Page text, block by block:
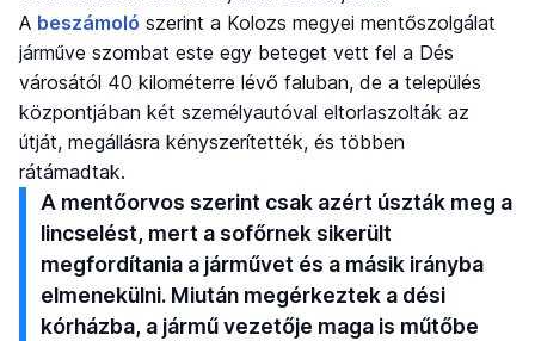
A beszámoló szerint a Kolozs megyei mentőszolgálat
járműve szombat este egy beteget vett fel a Dés
városától 40 kilométerre lévő faluban, de a település
központjában két személyautóval eltorlaszolták az
útját, megállásra kényszerítették, és többen
rátámadtak.
A mentőorvos szerint csak azért úszták meg a
lincselést, mert a sofőrnek sikerült
megfordítania a járművet és a másik irányba
elmenekülni. Miután megérkeztek a dési
kórházba, a jármű vezetője maga is műtőbe